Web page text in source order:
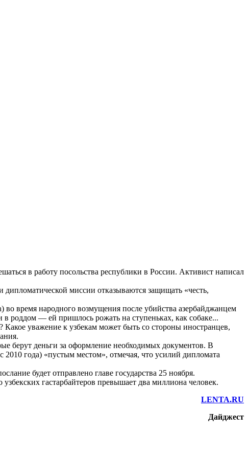
в работу посольства республики в России. Активист написал
миссии отказываются защищать «честь,
время народного возмущения после убийства азербайджанцем
роддом — ей пришлось рожать на ступеньках, как собаке...
уважение к узбекам может быть со стороны иностранцев,
берут деньги за оформление необходимых документов. В
2010 года) «пустым местом», отмечая, что усилий дипломата
будет отправлено главе государства 25 ноября.
гастарбайтеров превышает два миллиона человек.
LENTA.RU
Дайджест